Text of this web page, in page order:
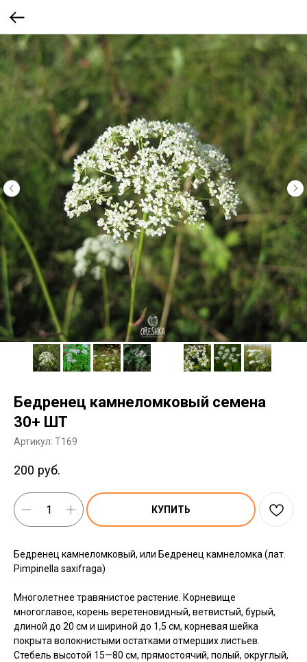
Бедренец камнеломковый семена
30+ ШТ
Артикул: T169
200 руб.
КУПИТЬ
Бедренец камнеломковый, или Бедренец камнеломка (лат.
Pimpinella saxifraga)
Многолетнее травянистое растение. Корневище
многоглавое, корень веретеновидный, ветвистый, бурый,
длиной до 20 см и шириной до 1,5 см, корневая шейка
покрыта волокнистыми остатками отмерших листьев.
Стебель высотой 15—80 см, прямостоячий, полый, округлый,